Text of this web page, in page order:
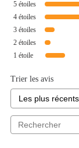
5 étoiles
4 étoiles
3 étoiles
2 étoiles
1 étoile
Trier les avis